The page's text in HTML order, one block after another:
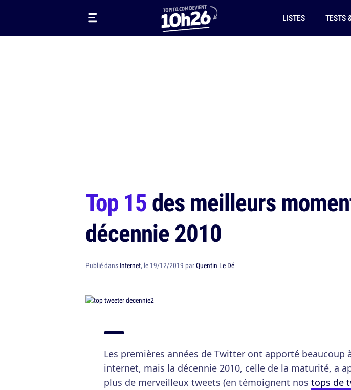
LISTES TESTS
Top 15des meilleurs
décennie 2010
Publié dans Internet, le 19/12/2019 parQuentin Le Dé
Les premières années de Twitter ont apporté beaucoup
internet, mais la décennie 2010, celle de la maturité, a
plus de merveilleux tweets (en témoignent nos tops de